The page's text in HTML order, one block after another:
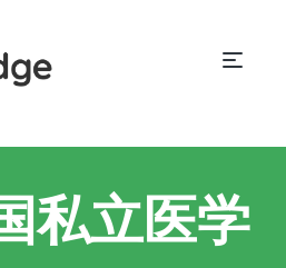
私立医学